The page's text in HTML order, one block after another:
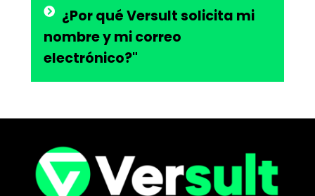
¿Por qué Versult solicita mi
nombre y mi correo
electrónico?"